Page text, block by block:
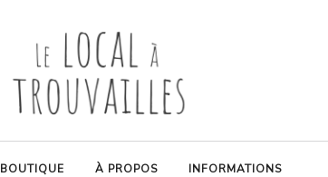
BOUTIQUE À PROPOS INFORMATIONS